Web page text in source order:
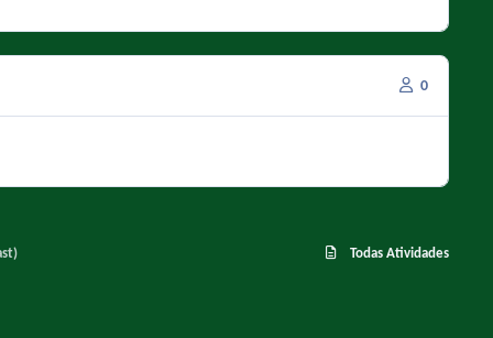
0
Todas Atividades